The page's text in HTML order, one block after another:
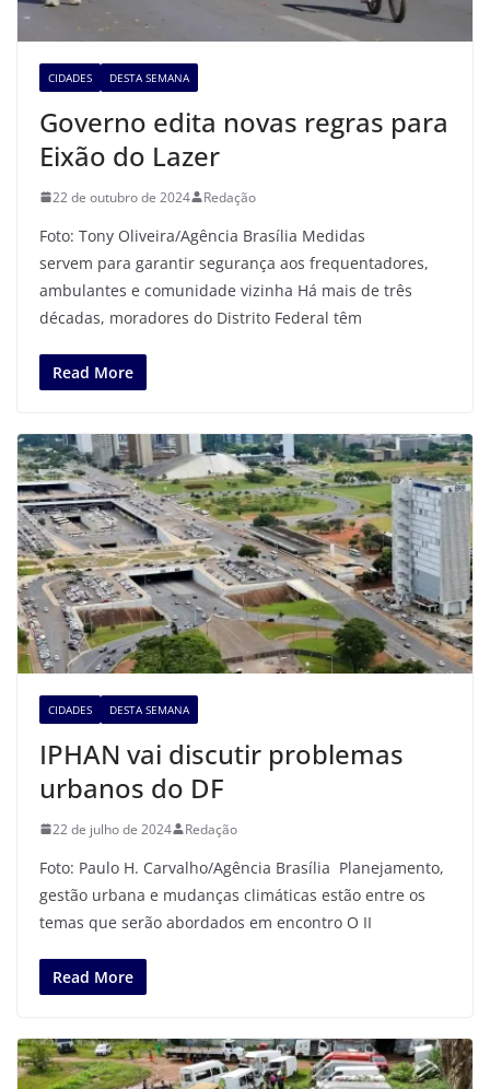
CIDADES DESTA SEMANA
Governo edita novas regras para
Eixão do Lazer
22 de outubro de 2024 Redação
Foto: Tony Oliveira/Agência Brasília Medidas
servem para garantir segurança aos frequentadores,
ambulantes e comunidade vizinha Há mais de três
décadas, moradores do Distrito Federal têm
Read More
CIDADES DESTA SEMANA
IPHAN vai discutir problemas
urbanos do DF
22 de julho de 2024 Redação
Foto: Paulo H. Carvalho/Agência Brasília Planejamento,
gestão urbana e mudanças climáticas estão entre os
temas que serão abordados em encontro O II
Read More